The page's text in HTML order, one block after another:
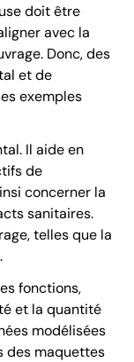
doit être
avec la
Donc, des
et de
exemples
Il aide en
de
concerner la
sanitaires.
telles que la
fonctions,
et la quantité
modélisées
des maquettes